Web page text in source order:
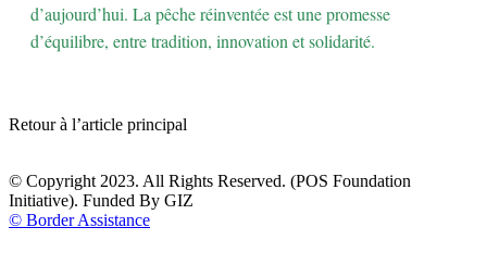
d’aujourd’hui. La pêche réinventée est une promesse
d’équilibre, entre tradition, innovation et solidarité.
Retour à l’article principal
© Copyright 2023. All Rights Reserved. (POS Foundation
Initiative). Funded By GIZ
© Border Assistance